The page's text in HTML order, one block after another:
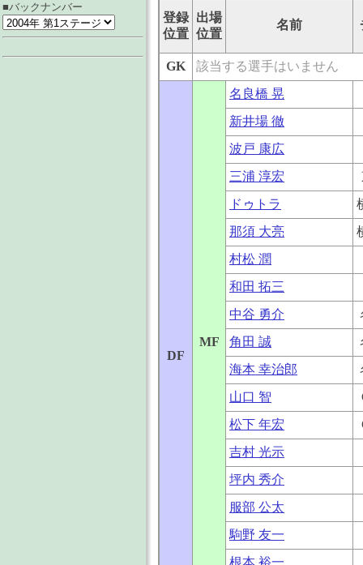
■バックナンバー
登録
位置
出場
位置
名前
GK 該当する選手はいません
DF
MF
名良橋 晃
新井場 徹
波戸 康広
三浦 淳宏
ドゥトラ
那須 大亮
村松 潤
和田 拓三
中谷 勇介
角田 誠
海本 幸治郎
山口 智
松下 年宏
吉村 光示
坪内 秀介
服部 公太
駒野 友一
根本 裕一